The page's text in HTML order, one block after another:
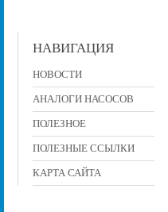
НАВИГАЦИЯ
НОВОСТИ
АНАЛОГИ НАСОСОВ
ПОЛЕЗНОЕ
ПОЛЕЗНЫЕ ССЫЛКИ
КАРТА САЙТА